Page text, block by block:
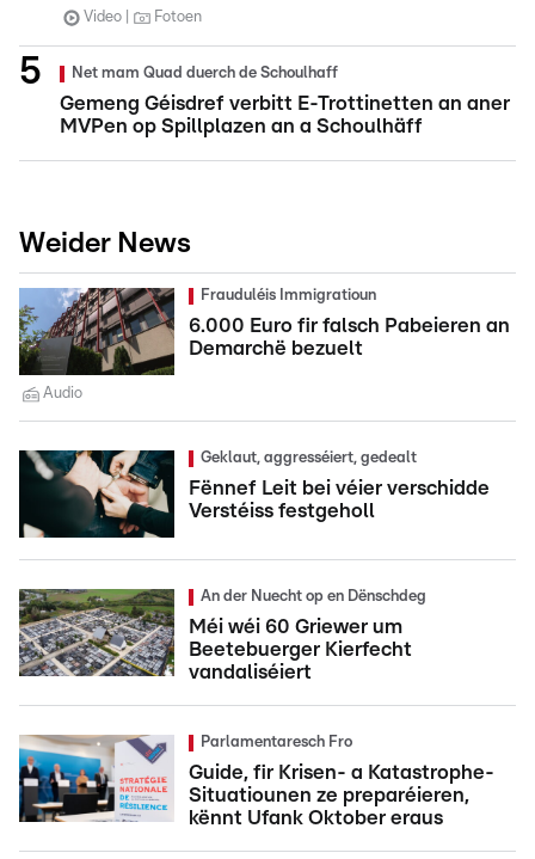
Video Fotoen
Net mam Quad duerch de Schoulhaff
Gemeng Géisdref verbitt E-Trottinetten an aner
MVPen op Spillplazen an a Schoulhäff
Weider News
Frauduléis Immigratioun
6.000 Euro fir falsch Pabeieren an
Demarchë bezuelt
Audio
Geklaut, aggresséiert, gedealt
Fënnef Leit bei véier verschidde
Verstéiss festgeholl
An der Nuecht op en Dënschdeg
Méi wéi 60 Griewer um
Beetebuerger Kierfecht
vandaliséiert
Parlamentaresch Fro
Guide, fir Krisen- a Katastrophe-
Situatiounen ze preparéieren,
kënnt Ufank Oktober eraus